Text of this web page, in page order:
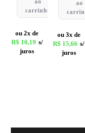
ao
carrinho
ou 2x de
R$ 10,19 s/
juros
ao
ou 3x de
R$ 15,66 s/
juros